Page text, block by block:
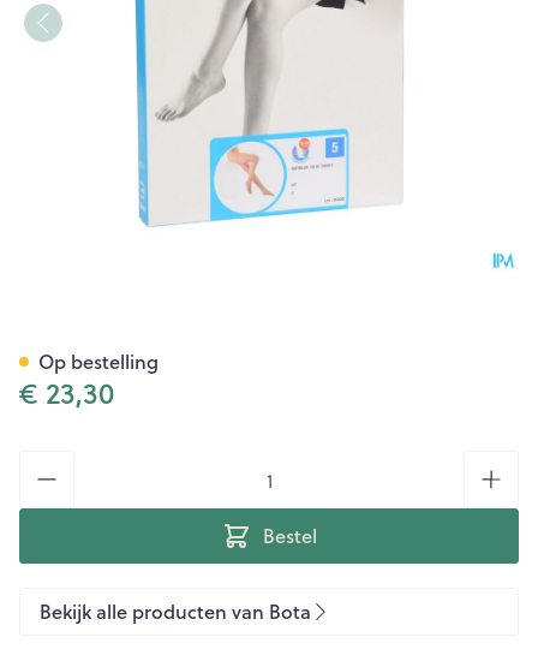
€ 23,30
Bestel
Op bestelling
Bekijk alle producten van Bota